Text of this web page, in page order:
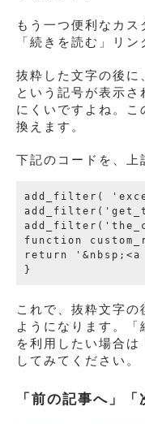
もう一つ便利なカス
「続きを読む」リン
抜粋した文字の後に
という記号が表示さ
にくいですよね。こ
換えます。
下記のコードを、上
add_filter(
function
return
これで、抜粋文字の
ようになります。
を利用したい場合
してみてください。
「前の記事へ」